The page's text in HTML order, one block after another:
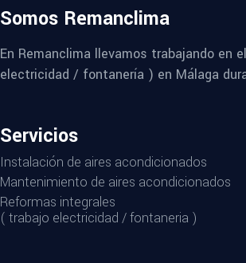
Somos Remanclima
En Remanclima llevamos trabajando
electricidad / fontanería ) en Málaga
Servicios
Instalación de aires acondicionados
Mantenimiento de aires acondicionados
Reformas integrales
( trabajo electricidad / fontaneria )